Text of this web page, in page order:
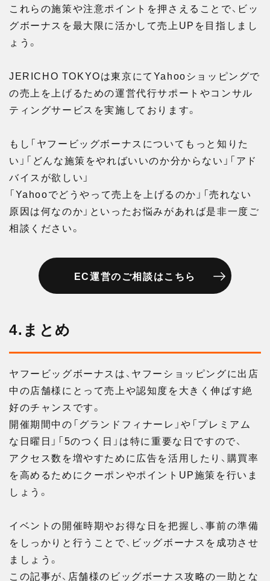
これらの施策や注意ポイントを押さえることで、ビッ
グボーナスを最大限に活かして売上UPを目指しまし
ょう。
JERICHO TOKYOは東京にてYahooショッピングで
の売上を上げるための運営代行サポートやコンサル
ティングサービスを実施しております。
もし「ヤフービッグボーナスについてもっと知りた
い」「どんな施策をやればいいのか分からない」「アド
バイスが欲しい」
「Yahooでどうやって売上を上げるのか」「売れない
原因は何なのか」といったお悩みがあれば是非一度ご
相談ください。
EC運営のご相談はこちら
4.まとめ
ヤフービッグボーナスは、ヤフーショッピングに出店
中の店舗様にとって売上や認知度を大きく伸ばす絶
好のチャンスです。
開催期間中の「グランドフィナーレ」や「プレミアム
な日曜日」「5のつく日」は特に重要な日ですので、
アクセス数を増やすために広告を活用したり、購買率
を高めるためにクーポンやポイントUP施策を行いま
しょう。
イベントの開催時期やお得な日を把握し、事前の準備
をしっかりと行うことで、ビッグボーナスを成功させ
ましょう。
この記事が、店舗様のビッグボーナス攻略の一助とな